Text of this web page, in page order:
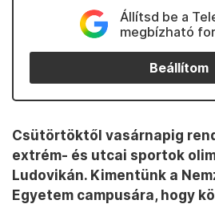
Állítsd be a
megbízható
Beállítom
Csütörtöktől vasárnapig
extrém- és utcai sportok
Ludovikán. Kimentünk a
Egyetem campusára, hogy